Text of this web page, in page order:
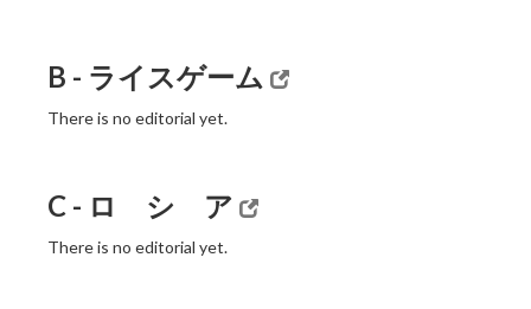
B - ライスゲーム
There is no editorial yet.
C - ロ シ ア
There is no editorial yet.